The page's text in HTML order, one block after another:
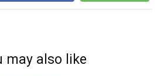
may also like